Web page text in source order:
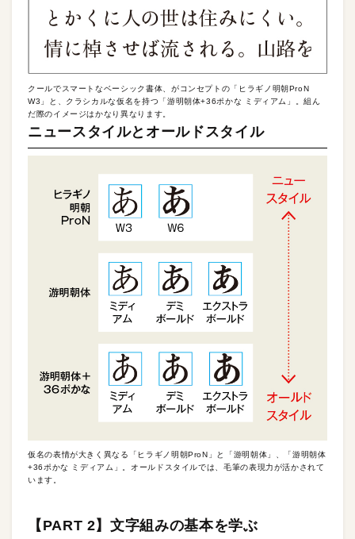
クールでスマートなベーシック書体、がコンセプトの「ヒラギノ明朝ProN
W3」と、クラシカルな仮名を持つ「游明朝体+36ポかな ミディアム」。組ん
だ際のイメージはかなり異なります。
ニュースタイルとオールドスタイル
仮名の表情が大きく異なる「ヒラギノ明朝ProN」と「游明朝体」、「游明朝体
+36ポかな ミディアム」。オールドスタイルでは、毛筆の表現力が活かされて
います。
【PART 2】文字組みの基本を学ぶ